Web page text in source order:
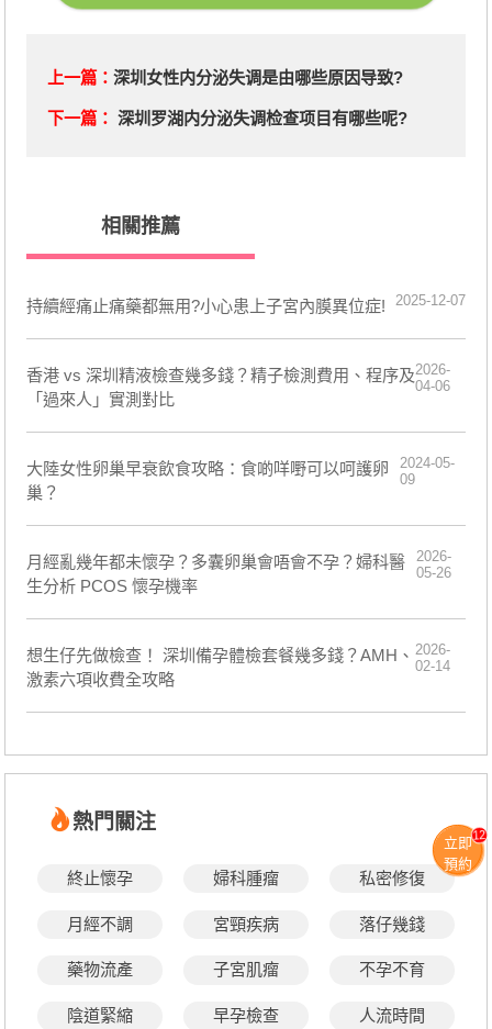
上一篇： 深圳女性内分泌失调是由哪些原因导致?
下一篇： 深圳罗湖内分泌失调检查项目有哪些呢?
相關推薦
持續經痛止痛藥都無用?小心患上子宮內膜異位症! 2025-12-07
香港 vs 深圳精液檢查幾多錢？精子檢測費用、程序及
「過來人」實測對比
2026-
04-06
大陸女性卵巢早衰飲食攻略：食啲咩嘢可以呵護卵
巢？
2024-05-
09
月經亂幾年都未懷孕？多囊卵巢會唔會不孕？婦科醫
生分析 PCOS 懷孕機率
2026-
05-26
想生仔先做檢查！ 深圳備孕體檢套餐幾多錢？AMH、
激素六項收費全攻略
2026-
02-14
熱門關注
終止懷孕 婦科腫瘤 私密修復
月經不調 宮頸疾病 落仔幾錢
藥物流產 子宮肌瘤 不孕不育
陰道緊縮 早孕檢查 人流時間
立即
預約
12